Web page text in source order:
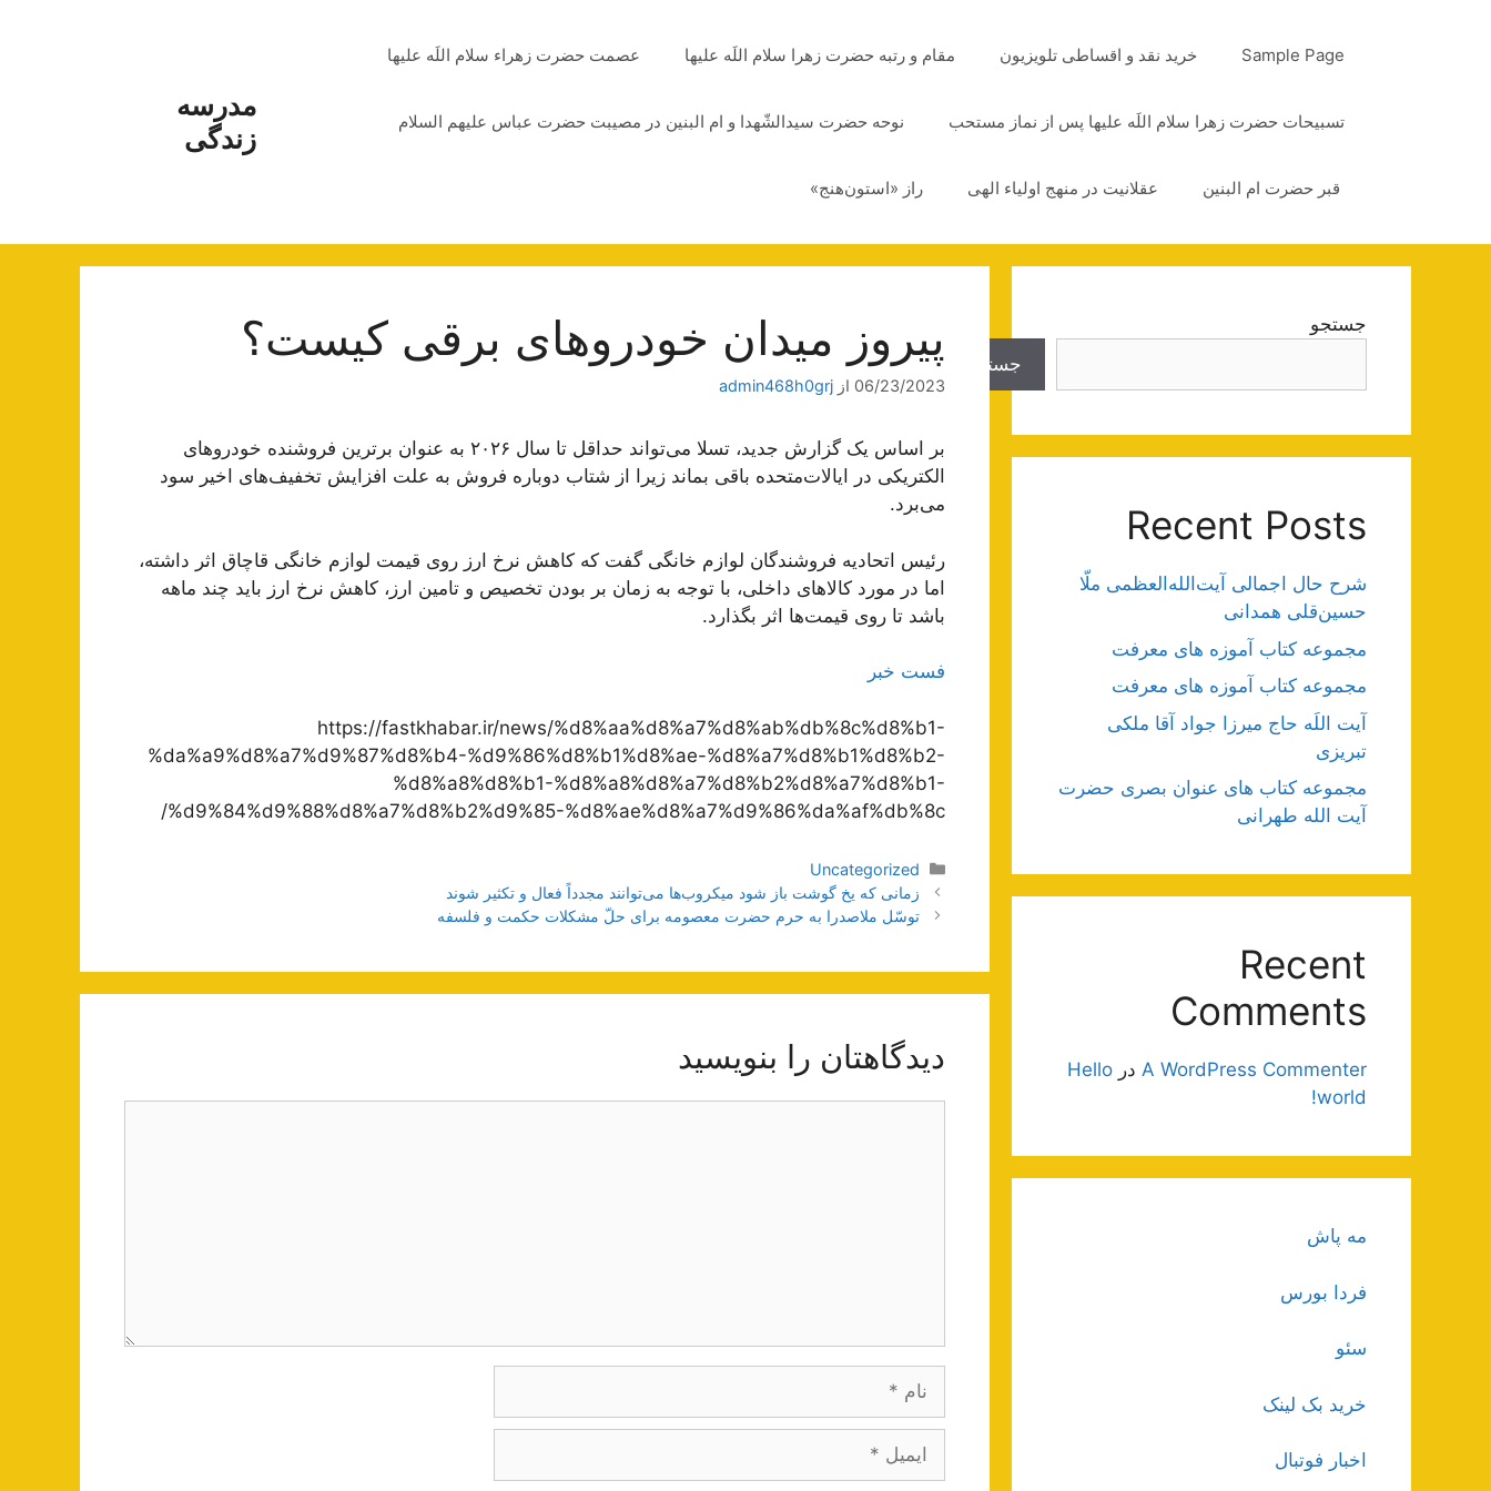
مدرسه
زندگی
Sample Page خرید نقد و اقساطی تلویزیون مقام و رتبه حضرت زهرا سلام اللَه علیها عصمت حضرت زهراء سلام اللَه علیها
تسبیحات حضرت زهرا سلام اللَه علیها پس از نماز مستحب نوحه حضرت سیدالشّهدا و ام البنین در مصیبت حضرت عباس علیهم السلام
قبر حضرت ام البنین عقلانیت در منهج اولیاء الهی راز «استون‌هنج»
پیروز میدان خودروهای برقی کیست؟
06/23/2023 از admin468h0grj
بر اساس یک گزارش جدید، تسلا می‌تواند حداقل تا سال ۲۰۲۶ به عنوان برترین فروشنده خودروهای
الکتریکی در ایالات‌متحده باقی بماند زیرا از شتاب دوباره فروش به علت افزایش تخفیف‌های اخیر سود
می‌برد.
رئیس اتحادیه فروشندگان لوازم خانگی گفت که کاهش نرخ ارز روی قیمت لوازم خانگی قاچاق اثر داشته،
اما در مورد کالاهای داخلی، با توجه به زمان بر بودن تخصیص و تامین ارز، کاهش نرخ ارز باید چند ماهه
باشد تا روی قیمت‌ها اثر بگذارد.
فست خبر
https://fastkhabar.ir/news/%d8%aa%d8%a7%d8%ab%db%8c%d8%b1-
%da%a9%d8%a7%d9%87%d8%b4-%d9%86%d8%b1%d8%ae-%d8%a7%d8%b1%d8%b2-
%d8%a8%d8%b1-%d8%a8%d8%a7%d8%b2%d8%a7%d8%b1-
%d9%84%d9%88%d8%a7%d8%b2%d9%85-%d8%ae%d8%a7%d9%86%da%af%db%8c/
دسته‌ها
Uncategorized
ناوبری
نوشته‌ها
زمانی که یخ گوشت باز شود میکروب‌ها می‌توانند مجدداً فعال و تکثیر شوند
توسّل ملاصدرا به حرم حضرت معصومه برای حلّ مشکلات حکمت و فلسفه
دیدگاهتان را بنویسید
جستجو
جستجو
Recent Posts
شرح حال اجمالی آیت‌الله‌العظمی ملّا
حسین‌قلی همدانی
مجموعه کتاب آموزه های معرفت
مجموعه کتاب آموزه های معرفت
آیت اللَه حاج میرزا جواد آقا ملکی
تبریزی
مجموعه کتاب های عنوان بصری حضرت
آیت الله طهرانی
Recent
Comments
A WordPress Commenter در Hello
world!
مه پاش
فردا بورس
سئو
خرید بک لینک
اخبار فوتبال